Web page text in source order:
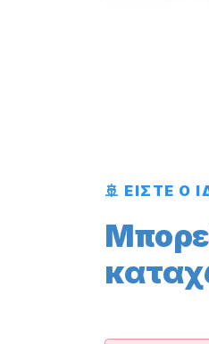
🚢 ΕΙΣΤΕ Ο